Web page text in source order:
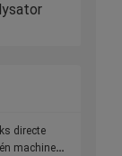
directe
machine)